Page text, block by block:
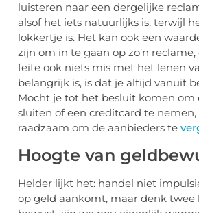
luisteren naar een dergelijke
alsof het iets natuurlijks is, terwijl
lokkertje is. Het kan ook een
zijn om in te gaan op zo’n
feite ook niets mis met het lenen
belangrijk is, is dat je altijd vanuit
Mocht je tot het besluit komen om
sluiten of een creditcard te nemen,
raadzaam om de aanbieders te
Hoogte van
Helder lijkt het: handel niet
op geld aankomt, maar denk twee